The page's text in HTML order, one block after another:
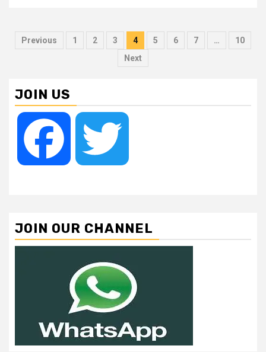
Posts
Previous 1 2 3 4 5 6 7 …
10
Next
JOIN US
Facebook
JOIN OUR CHANNEL